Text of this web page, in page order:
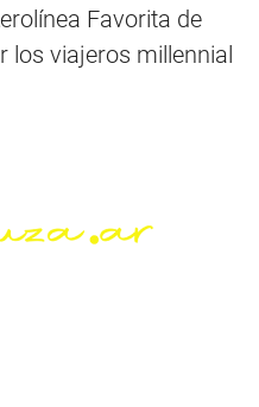
Favorita de
los viajeros millennial